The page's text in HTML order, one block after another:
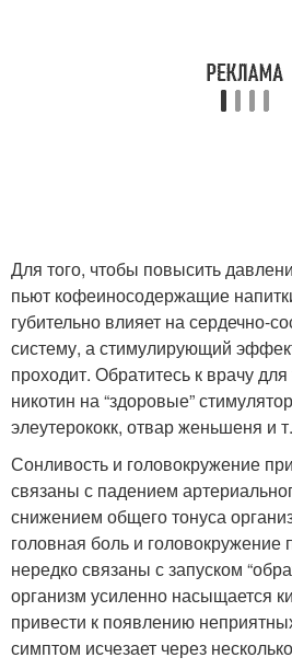
Для того, чтобы повысить
пьют кофеиносодержащие
губительно влияет на сердечно-
систему, а стимулирующий
проходит. Обратитесь к врачу
никотин на “здоровые”
элеутерококк, отвар женьшеня и
Сонливость и головокружение
связаны с падением
снижением общего тонуса
головная боль и головокружение
нередко связаны с запуском
организм усиленно насыщается
привести к появлению
симптом исчезает через